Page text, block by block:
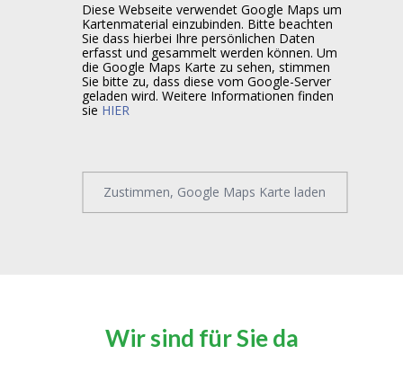
Wir sind für Sie da
Diese Webseite verwendet Google Maps um
Kartenmaterial einzubinden. Bitte beachten
Sie dass hierbei Ihre persönlichen Daten
erfasst und gesammelt werden können. Um
die Google Maps Karte zu sehen, stimmen
Sie bitte zu, dass diese vom Google-Server
geladen wird. Weitere Informationen finden
sie HIER
Zustimmen, Google Maps Karte laden